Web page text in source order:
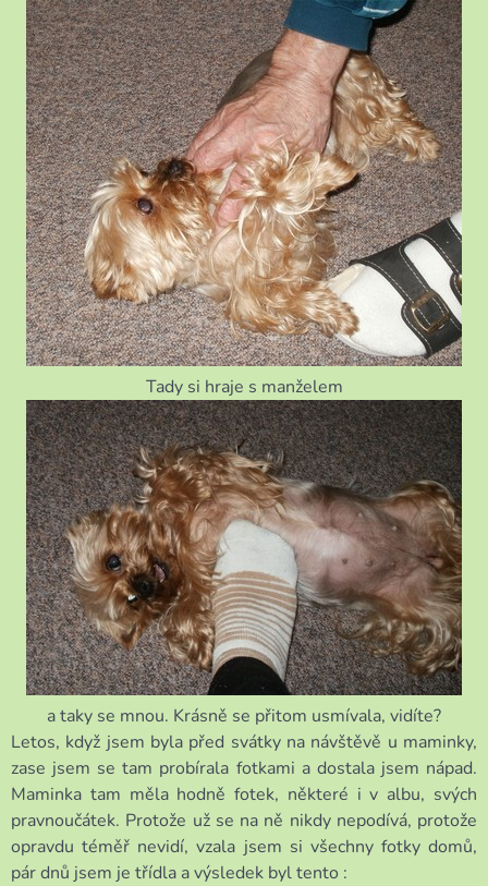
Tady si hraje s manželem
a taky se mnou. Krásně se přitom usmívala, vidíte?
Letos, když jsem byla před svátky na návštěvě u maminky,
zase jsem se tam probírala fotkami a dostala jsem nápad.
Maminka tam měla hodně fotek, některé i v albu, svých
pravnoučátek. Protože už se na ně nikdy nepodívá, protože
opravdu téměř nevidí, vzala jsem si všechny fotky domů,
pár dnů jsem je třídla a výsledek byl tento :